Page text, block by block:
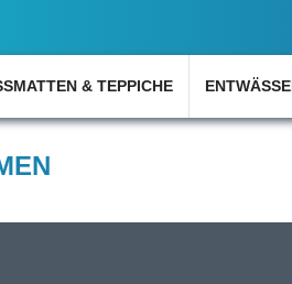
& TEPPICHE